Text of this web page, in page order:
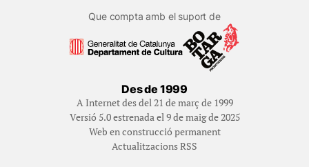
Que compta amb el suport de
Des de 1999
A Internet des del 21 de març de 1999
Versió 5.0 estrenada el 9 de maig de 2025
Web en construcció permanent
Actualitzacions RSS